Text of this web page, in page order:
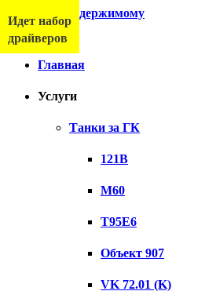
Перейти к содержимому
Меню
Главная
Услуги
Танки за ГК
121B
M60
T95E6
Объект 907
VK 72.01 (K)
Идет набор
драйверов